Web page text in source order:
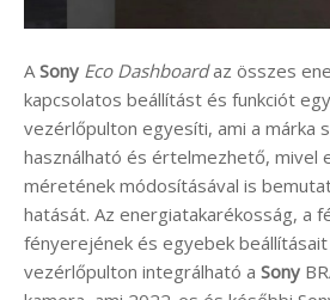
A Sony Eco Dashboardaz összes
kapcsolatos beállítást és funkciót
vezérlőpulton egyesíti, ami a márka
használható és értelmezhető, mivel
méretének módosításával is
hatását. Az energiatakarékosság, a
fényerejének és egyebek
vezérlőpulton integrálható a Sony